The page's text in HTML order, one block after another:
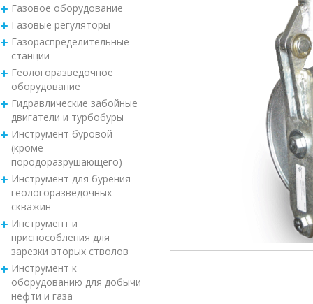
Газовое оборудование
Газовые регуляторы
Газораспределительные
станции
Геологоразведочное
оборудование
Гидравлические забойные
двигатели и турбобуры
Инструмент буровой
(кроме
породоразрушающего)
Инструмент для бурения
геологоразведочных
скважин
Инструмент и
приспособления для
зарезки вторых стволов
Инструмент к
оборудованию для добычи
нефти и газа